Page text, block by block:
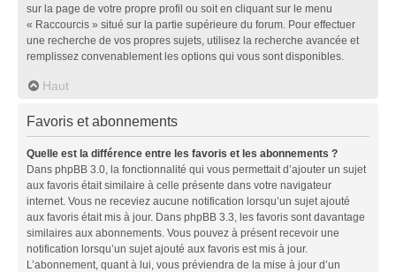
sur la page de votre propre profil ou soit en cliquant sur le menu
« Raccourcis » situé sur la partie supérieure du forum. Pour effectuer
une recherche de vos propres sujets, utilisez la recherche avancée et
remplissez convenablement les options qui vous sont disponibles.
Haut
Favoris et abonnements
Quelle est la différence entre les favoris et les abonnements ?
Dans phpBB 3.0, la fonctionnalité qui vous permettait d’ajouter un sujet
aux favoris était similaire à celle présente dans votre navigateur
internet. Vous ne receviez aucune notification lorsqu’un sujet ajouté
aux favoris était mis à jour. Dans phpBB 3.3, les favoris sont davantage
similaires aux abonnements. Vous pouvez à présent recevoir une
notification lorsqu’un sujet ajouté aux favoris est mis à jour.
L’abonnement, quant à lui, vous préviendra de la mise à jour d’un